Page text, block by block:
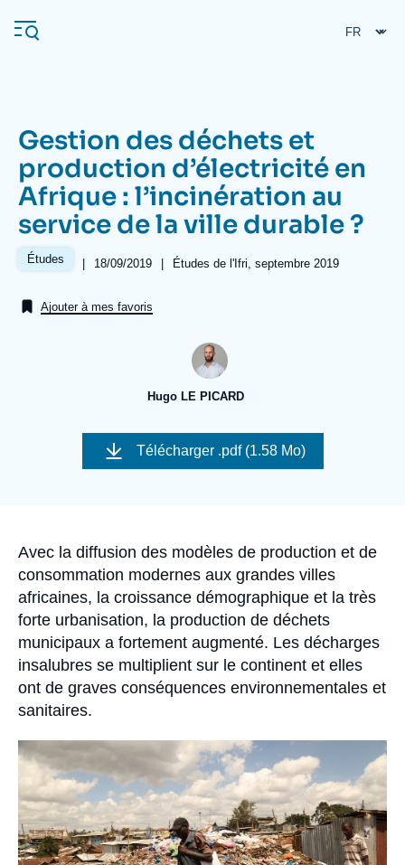
au
contenu
Navigation
principale
L'Ifri
Analyses
Nous soutenir
Gestion des déchets et
production d’électricité en
Afrique : l’incinération au
service de la ville durable ?
Études |
Date
publication
18/09/2019 | Références
Études de l'Ifri, septembre 2019
Ajouter à mes favoris
Hugo LE PICARD
Image
couverture
Télécharger .pdf (1.58 Mo)
Accroche
Avec la diffusion des modèles de production et de
consommation modernes aux grandes villes
africaines, la croissance démographique et la très
forte urbanisation, la production de déchets
municipaux a fortement augmenté. Les décharges
insalubres se multiplient sur le continent et elles
ont de graves conséquences environnementales et
sanitaires.
Image
principale